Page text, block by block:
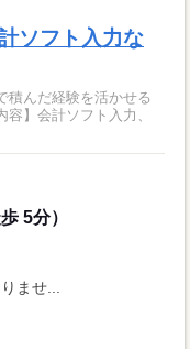
ソフト入力な
積んだ経験を活かせる
】会計ソフト入力、
5分）
ませ...